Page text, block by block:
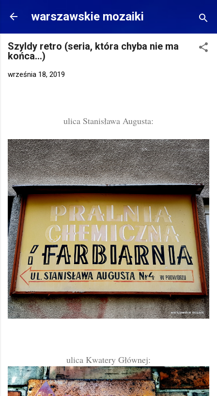
Przejdź do głównej zawartości
warszawskie mozaiki
Szyldy retro (seria, która chyba nie ma
końca...)
września 18, 2019
ulica Stanisława Augusta:
ulica Kwatery Głównej: